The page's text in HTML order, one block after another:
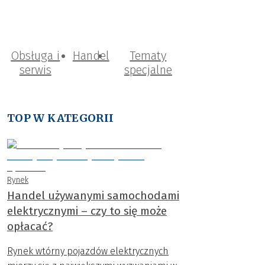
Obsługa i
serwis
Handel
Tematy
specjalne
TOP W KATEGORII
Rynek
Handel używanymi samochodami
elektrycznymi – czy to się może
opłacać?
Rynek wtórny pojazdów elektrycznych